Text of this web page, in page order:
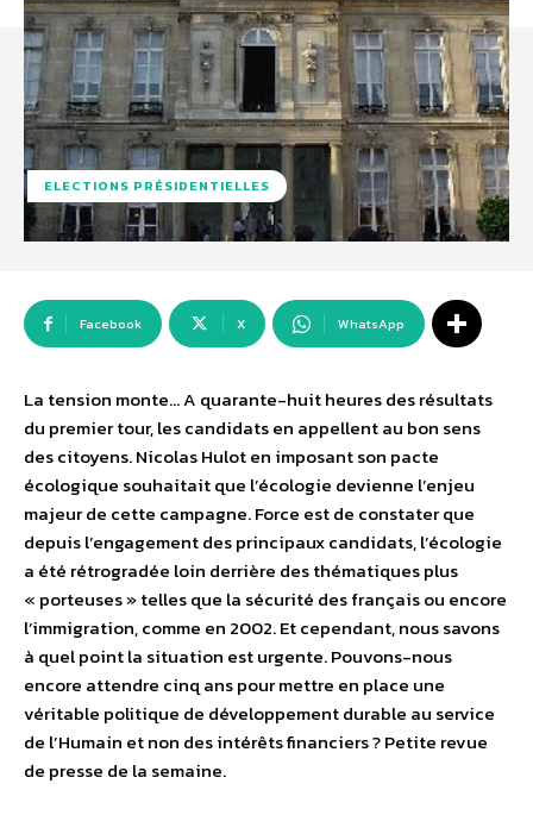
ELECTIONS PRÉSIDENTIELLES
Facebook X WhatsApp
La tension monte… A quarante-huit heures des résultats
du premier tour, les candidats en appellent au bon sens
des citoyens. Nicolas Hulot en imposant son pacte
écologique souhaitait que l’écologie devienne l’enjeu
majeur de cette campagne. Force est de constater que
depuis l’engagement des principaux candidats, l’écologie
a été rétrogradée loin derrière des thématiques plus
« porteuses » telles que la sécurité des français ou encore
l’immigration, comme en 2002. Et cependant, nous savons
à quel point la situation est urgente. Pouvons-nous
encore attendre cinq ans pour mettre en place une
véritable politique de développement durable au service
de l’Humain et non des intérêts financiers ? Petite revue
de presse de la semaine.